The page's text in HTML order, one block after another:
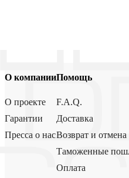
О компании
О проекте
Гарантии
Пресса о нас
Помощь
F.A.Q.
Доставка
Возврат и отмена
Таможенные
Оплата